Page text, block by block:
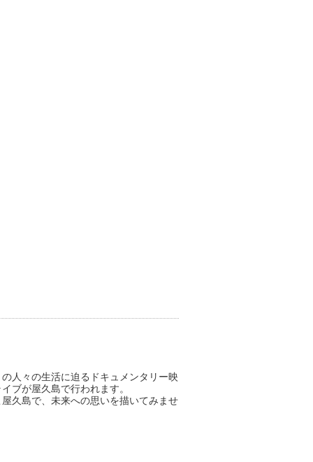
人々の生活に迫るドキュメンタリー映
ブが屋久島で行われます。
久島で、未来への思いを描いてみませ